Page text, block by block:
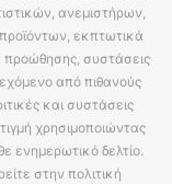
ανεμιστήρων,
εκπτωτικά
προώθησης, συστάσεις
από πιθανούς
και συστάσεις
χρησιμοποιώντας
ενημερωτικό δελτίο.
στην πολιτική